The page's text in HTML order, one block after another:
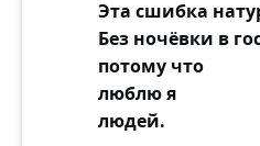
Эта сшибка
Без ночёвки в
потому что
люблю я
людей.